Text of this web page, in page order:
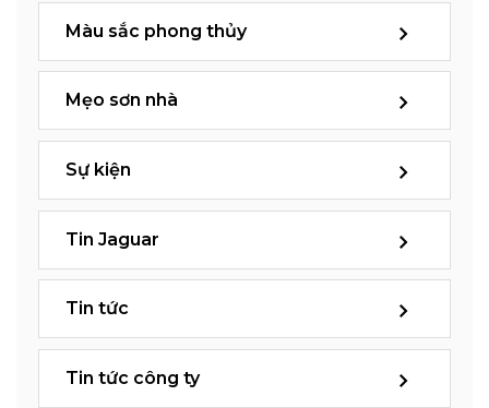
Màu sắc phong thủy
Mẹo sơn nhà
Sự kiện
Tin Jaguar
Tin tức
Tin tức công ty